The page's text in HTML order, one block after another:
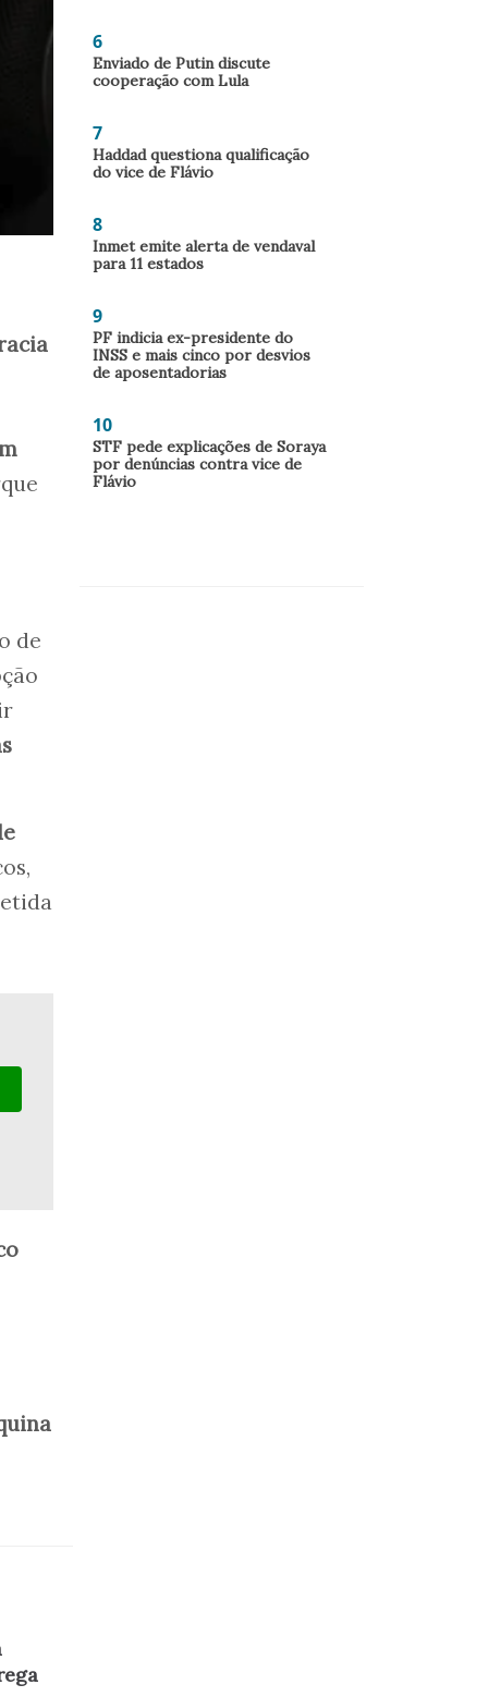
de
6
Enviado de Putin discute
cooperação com Lula
7
Haddad questiona qualificação
do vice de Flávio
8
Inmet emite alerta de vendaval
para 11 estados
9
PF indicia ex-presidente do
INSS e mais cinco por desvios
de aposentadorias
10
STF pede explicações de Soraya
por denúncias contra vice de
Flávio